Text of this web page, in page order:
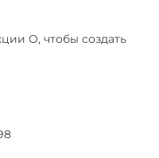
O, чтобы создать